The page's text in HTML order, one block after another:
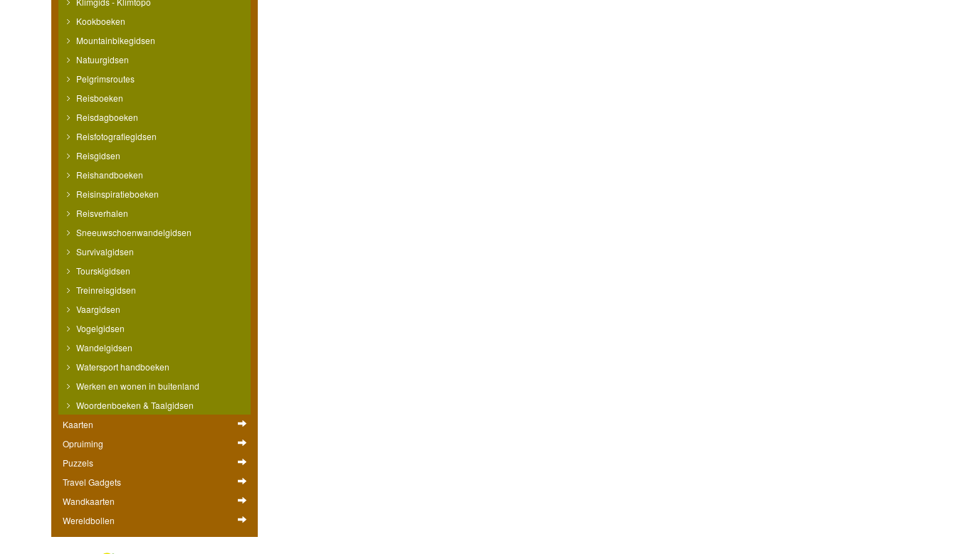
Kookboeken
Mountainbikegidsen
Natuurgidsen
Pelgrimsroutes
Reisboeken
Reisdagboeken
Reisfotografiegidsen
Reisgidsen
Reishandboeken
Reisinspiratieboeken
Reisverhalen
Sneeuwschoenwandelgidsen
Survivalgidsen
Tourskigidsen
Treinreisgidsen
Vaargidsen
Vogelgidsen
Wandelgidsen
Watersport handboeken
Werken en wonen in buitenland
Woordenboeken & Taalgidsen
Kaarten
Opruiming
Puzzels
Travel Gadgets
Wandkaarten
Wereldbollen